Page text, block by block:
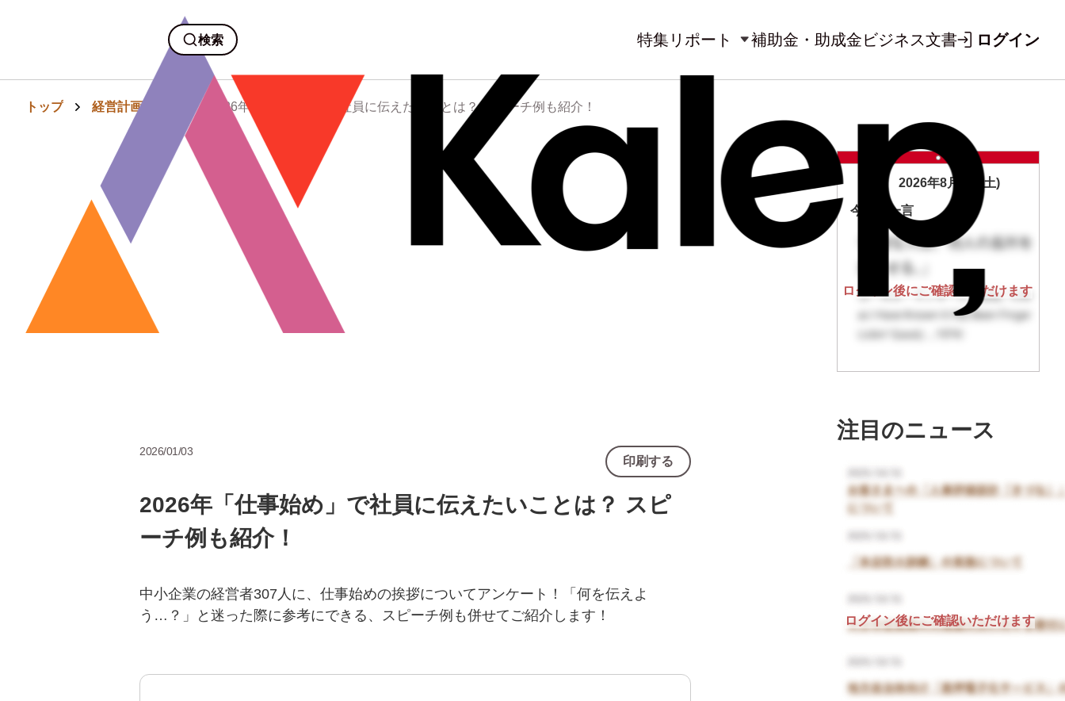
検索 特集 リポート 補助金・助成金ビジネス文書 ログイン
トップ 経営計画・組織 2026年「仕事始め」で社員に伝えたいことは？ スピーチ例も紹介！
2026/01/03
印刷する
2026年「仕事始め」で社員に伝えたいことは？ スピ
ーチ例も紹介！
中小企業の経営者307人に、仕事始めの挨拶についてアンケート！「何を伝えよ
う…？」と迷った際に参考にできる、スピーチ例も併せてご紹介します！
2026年8月8日(土)
今日の一言
ログイン後にご確認いただけます
注目のニュース
ログイン後にご確認いただけます